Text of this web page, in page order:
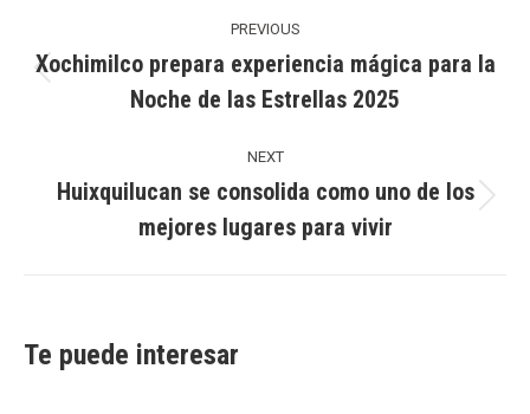
PREVIOUS
post:
Xochimilco prepara experiencia mágica para la
Noche de las Estrellas 2025
NEXT
post:
Huixquilucan se consolida como uno de los
mejores lugares para vivir
Te puede interesar